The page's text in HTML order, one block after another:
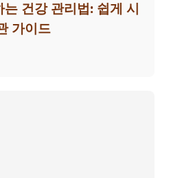
건강 관리법: 쉽게 시
가이드